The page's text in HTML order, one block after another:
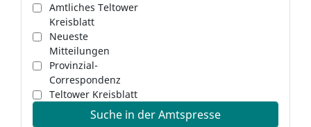
Amtliches Teltower
Kreisblatt
Neueste
Mitteilungen
Provinzial-
Correspondenz
Teltower Kreisblatt
Suche in der Amtspresse